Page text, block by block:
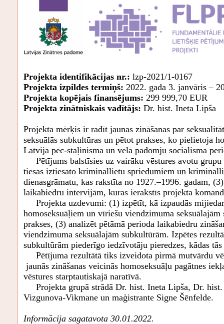
Projekta identifikācijas nr.: lzp-2021/1-0167
Projekta izpildes termiņš: 2022. gada 3. janvāris –
Projekta kopējais finansējums: 299 999,70 EUR
Projekta zinātniskais vadītājs: Dr. hist. Ineta Lipša
Projekta mērķis ir radīt jaunas zināšanas par
seksuālās subkultūras un pētot prakses, ko pielietoja
Latvijā pēc-staļinisma un vēlā padomju sociālisma
Pētījums balstīsies uz vairāku vēstures avotu
tiesās iztiesāto krimināllietu spriedumiem un
dienasgrāmatu, kas rakstīta no 1927.–1996. gadam,
laikabiedru intervijām, kuras ierakstīs projekta
Projekta uzdevumi: (1) izpētīt, kā izpaudās
homoseksuāļiem un vīriešu viendzimuma
prakses, (3) analizēt pētāmā perioda laikabiedru
viendzimuma seksuālajām subkultūrām. Izpētes
subkultūrām piederīgo iedzīvotāju pieredzes, kādas
Pētījuma rezultātā tiks izveidota pirmā mutvārdu
jaunās zināšanas veicinās homoseksuāļu pagātnes
vēstures starptautiskajā naratīvā.
Projekta grupā strādā Dr. hist. Ineta Lipša, Dr.
Vizgunova-Vikmane un maģistrante Signe Šēnfelde.
Informācija sagatavota 30.01.2022.